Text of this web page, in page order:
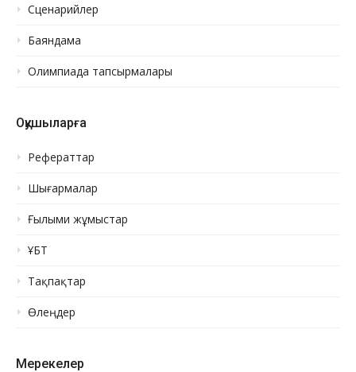
Сценарийлер
Баяндама
Олимпиада тапсырмалары
Оқушыларға
Рефераттар
Шығармалар
Ғылыми жұмыстар
ҰБТ
Тақпақтар
Өлеңдер
Мерекелер